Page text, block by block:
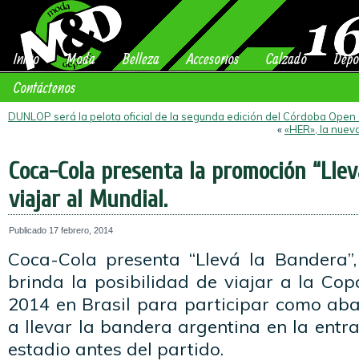
Inicio Moda Belleza Accesorios Calzado
Contáctenos
DUNLOP será la pelota oficial de la segunda edición del Córdoba Open
««HER», la
Coca-Cola presenta la promoción
viajar al Mundial.
Publicado 17 febrero, 2014
Coca-Cola presenta “Llevá la
brinda la posibilidad de viajar a la
2014 en Brasil para participar como
a llevar la bandera argentina en la
estadio antes del partido.